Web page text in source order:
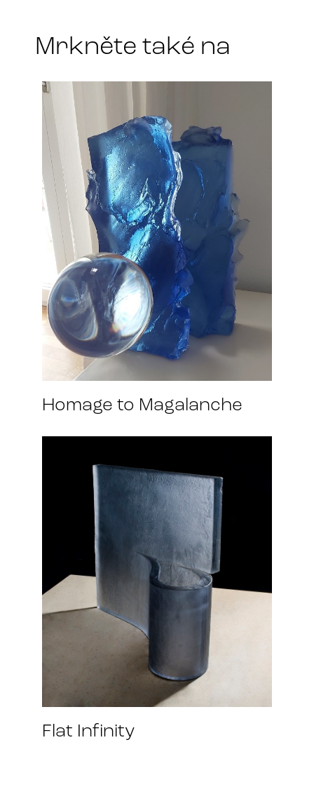
Mrkněte také na
Homage to Magalanche
Flat Infinity